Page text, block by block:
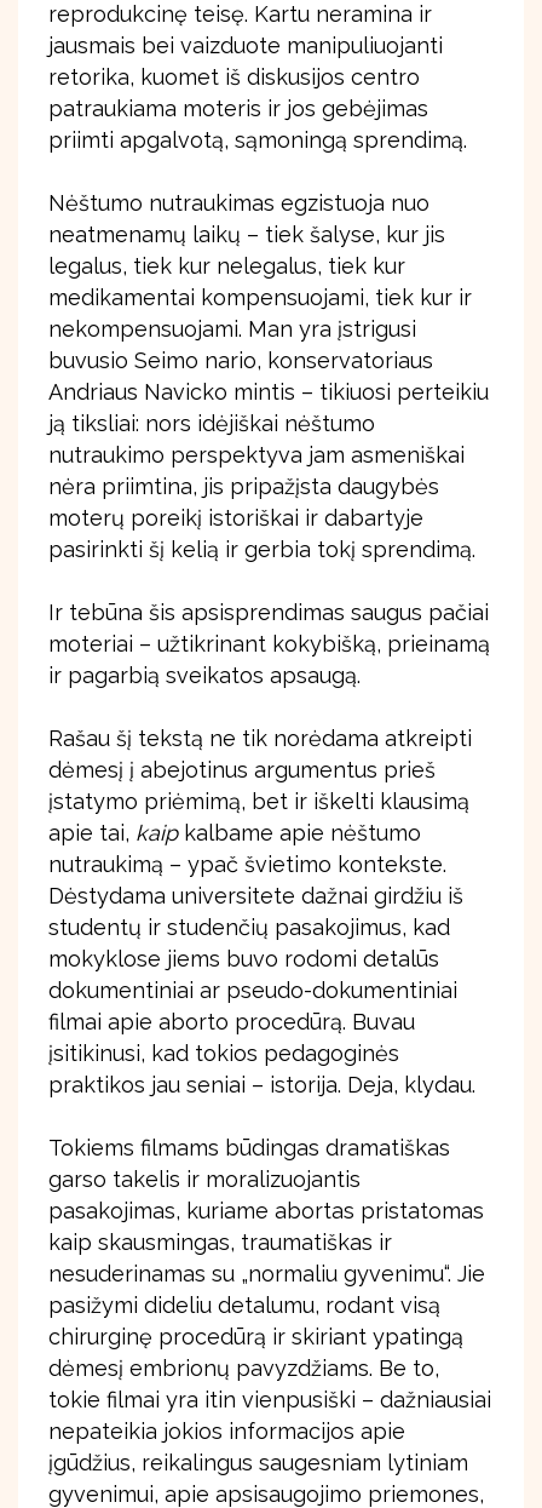
reprodukcinę teisę. Kartu neramina ir
jausmais bei vaizduote manipuliuojanti
retorika, kuomet iš diskusijos centro
patraukiama moteris ir jos gebėjimas
priimti apgalvotą, sąmoningą sprendimą.
Nėštumo nutraukimas egzistuoja nuo
neatmenamų laikų – tiek šalyse, kur jis
legalus, tiek kur nelegalus, tiek kur
medikamentai kompensuojami, tiek kur ir
nekompensuojami. Man yra įstrigusi
buvusio Seimo nario, konservatoriaus
Andriaus Navicko mintis – tikiuosi perteikiu
ją tiksliai: nors idėjiškai nėštumo
nutraukimo perspektyva jam asmeniškai
nėra priimtina, jis pripažįsta daugybės
moterų poreikį istoriškai ir dabartyje
pasirinkti šį kelią ir gerbia tokį sprendimą.
Ir tebūna šis apsisprendimas saugus pačiai
moteriai – užtikrinant kokybišką, prieinamą
ir pagarbią sveikatos apsaugą.
Rašau šį tekstą ne tik norėdama atkreipti
dėmesį į abejotinus argumentus prieš
įstatymo priėmimą, bet ir iškelti klausimą
apie tai, kaipkalbame apie nėštumo
nutraukimą – ypač švietimo kontekste.
Dėstydama universitete dažnai girdžiu iš
studentų ir studenčių pasakojimus, kad
mokyklose jiems buvo rodomi detalūs
dokumentiniai ar pseudo-dokumentiniai
filmai apie aborto procedūrą. Buvau
įsitikinusi, kad tokios pedagoginės
praktikos jau seniai – istorija. Deja, klydau.
Tokiems filmams būdingas dramatiškas
garso takelis ir moralizuojantis
pasakojimas, kuriame abortas pristatomas
kaip skausmingas, traumatiškas ir
nesuderinamas su „normaliu gyvenimu“. Jie
pasižymi dideliu detalumu, rodant visą
chirurginę procedūrą ir skiriant ypatingą
dėmesį embrionų pavyzdžiams. Be to,
tokie filmai yra itin vienpusiški – dažniausiai
nepateikia jokios informacijos apie
įgūdžius, reikalingus saugesniam lytiniam
gyvenimui, apie apsisaugojimo priemones,